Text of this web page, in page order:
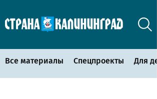
Все материалы Спецпроекты Для